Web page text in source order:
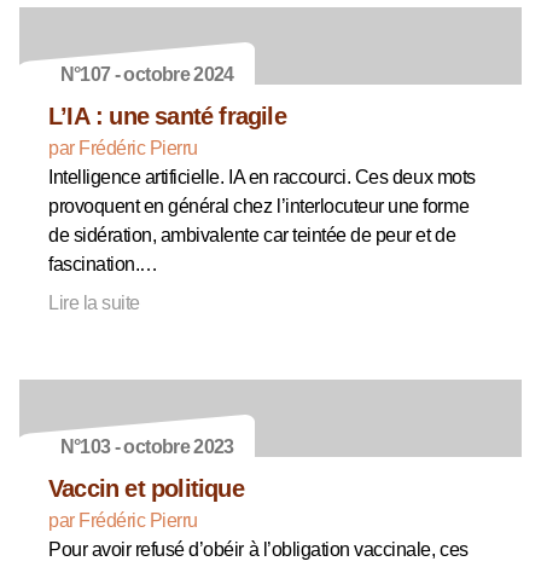
N°107 - octobre 2024
L’IA : une santé fragile
par Frédéric Pierru
Intelligence artificielle. IA en raccourci. Ces deux mots
provoquent en général chez l’interlocuteur une forme
de sidération, ambivalente car teintée de peur et de
fascination.…
Lire la suite
N°103 - octobre 2023
Vaccin et politique
par Frédéric Pierru
Pour avoir refusé d’obéir à l’obligation vaccinale, ces